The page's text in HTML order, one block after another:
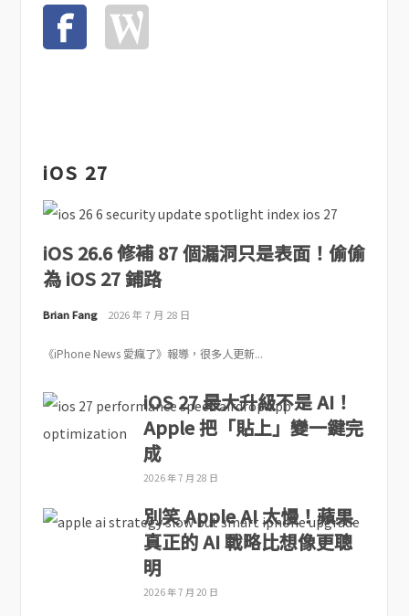
iOS 27
iOS 26.6 修補 87 個漏洞只是表面！偷偷
為 iOS 27 鋪路
Brian Fang 2026 年 7 月 28 日
《iPhone News 愛瘋了》報導，很多人更新...
iOS 27 最大升級不是 AI！
Apple 把「貼上」變一鍵完
成
2026 年 7 月 28 日
別笑 Apple AI 太慢！蘋果
真正的 AI 戰略比想像更聰
明
2026 年 7 月 20 日